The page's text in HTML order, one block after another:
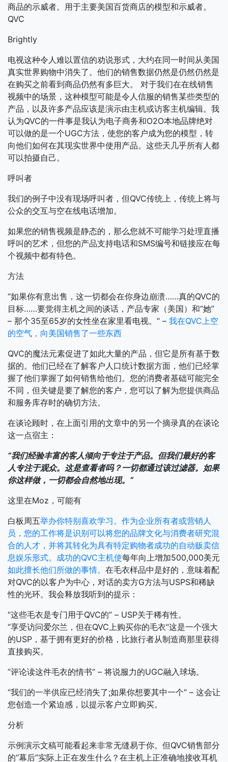
商品的示威者。用于主要美国百货商店的模型和示威者。
QVC
Brightly
电视这种令人难以置信的劝说形式，大约在同一时间从美国
真实世界购物中消失了。他们的销售数据仍然是仍然仍然是
在购买之前看到商品仍然有多巨大。
对于我们在在线销售
视频中的场景，这种模型可能是令人信服的销售某些类型的
产品，以及许多产品应该是演示由主机或访客主机编辑。我
认为QVC的一件事是我认为电子商务和O2O本地品牌绝对
可以做的是一个UGC方法，使您的客户成为您的模型，转
向他们如何在其现实世界中使用产品。这些天几乎所有人都
可以拍摄自己。
呼叫者
我们的例子中没有现场呼叫者，但QVC传统上，传统上将与
公众的交互与空在线电话增加。
如果您的销售视频是静态的，那么您就不可能学习处理直播
呼叫的艺术，但您的产品支持电话和SMS编号和链接应在每
个视频中都有特色。
方法
“如果你有意出售，这一切都会在你身边崩溃……真的QVC的
目标……要觉得主机之间的谈话，产品专家（美国）和“她”
– 那个35至65岁的女性坐在家里看电视。“ – 我在QVC上空
的空气，向美国销售了一些东西
QVC的魔法元素促进了如此大量的产品，但它是所有基于数
据的。他们已经在了解客户人口统计数据方面，他们已经掌
握了他们掌握了如何销售给他们。您的消费者基础可能完全
不同，但关键是要了解您的客户，您可以了解为您提供商品
和服务库存时的确切方法。
在谈论顾时，在上面引用的文章中的另一个摘录真的在谈论
这一点宿主：
“我们经验丰富的客人倾向于专注于产品。但我们最好的客
人专注于观众。这是查看者吗？一切都通过该过滤器。如果
你这样做，一切都会自然地出现。“
这里在Moz，可能有
白板周五举办你特别喜欢学习。作为企业所有者或营销人
员，您的工作将是识别可以将您的品牌文化与消费者研究混
合的人才，并将其转化为具有特定购物者成功的自动贩卖信
息娱乐形式。成功的QVC主机使每年向上增加500,000美元
如此擅长他们所做的事情。 在毛衣样品中是好的，意味着配
对QVC的以客户为中心，对话的卖方G方法与USPS和稀缺
性的光环。我会释放我听到的提示：
“这些毛衣是专门用于QVC的” – USP关于稀有性。
“享受访问爱尔兰，但在QVC上购买你的毛衣“这是一个强大
的USP，基于拥有更好的价格，比旅行者从制造商那里获得
直接购买。
”评论读这件毛衣的情书“ – 将说服力的UGC融入球场。
“我们的一半供应已经消失了;如果你想要其中一个“ – 这会让
您创造一个紧迫感，以提示客户立即购买。
分析
示例演示文稿可能看起来非常无缝易于你。但QVC销售部分
的“幕后”实际上正在发生什么？在主机上正准确地接收耳机